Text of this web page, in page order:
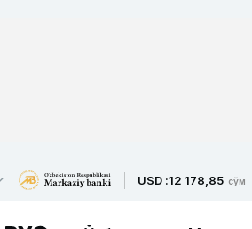
USD :12 178,85 сўм